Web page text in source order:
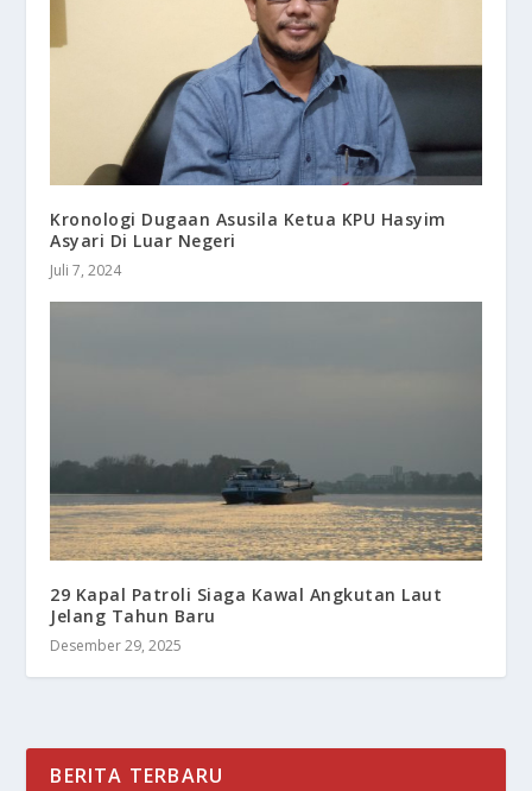
Kronologi Dugaan Asusila Ketua KPU Hasyim
Asyari Di Luar Negeri
Juli 7, 2024
29 Kapal Patroli Siaga Kawal Angkutan Laut
Jelang Tahun Baru
Desember 29, 2025
BERITA TERBARU